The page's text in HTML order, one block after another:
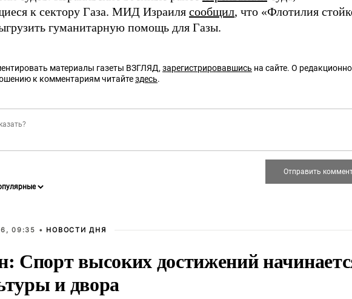
к сектору Газа. МИД Израиля сообщил, что «Флотилия
гуманитарную помощь для Газы.
материалы газеты ВЗГЛЯД, зарегистрировавшись на сайте. О
к комментариям читайтездесь.
09:35 • НОВОСТИ ДНЯ
Спорт высоких достижений
и двора